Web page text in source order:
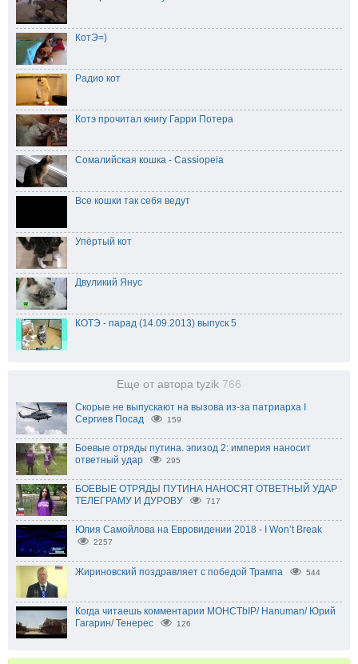
КотЭ=)
Радио кот
Котэ прочитал книгу Гарри Потера
Сомалийская кошка - Cassiopeia
Все кошки так себя ведут
Упёртый кот
Двуликий Янус
КОТЭ - парад (14.09.2013) выпуск 5
Еще от автора tyzik 766
Скорые не выпускают на вызова из-за патриарха I
Сергиев Посад
159
Боевые отряды путина. эпизод 2: империя наносит
ответный удар
295
БОЕВЫЕ ОТРЯДЫ ПУТИНА НАНОСЯТ ОТВЕТНЫЙ УДАР
ТЕЛЕГРАМУ И ДУРОВУ
717
Юлия Самойлова на Евровидении 2018 - I Won’t Break
2257
Жириновский поздравляет с победой Трампа 544
Когда читаешь комментарии MOHCTbIP/ Hanuman/ Юрий
Гагарин/ Тенерес
126